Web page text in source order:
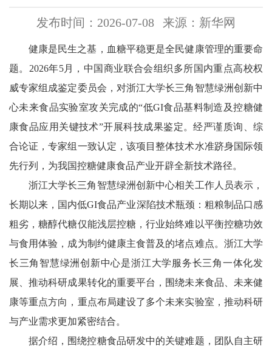
发布时间：2026-07-08 来源：新华网
健康是民生之基，血糖平稳更是全民健康管理的重要命
题。2026年5月，中国商业联合会组织多所国内重点高校权
威专家组成鉴定委员会，对浙江大学长三角智慧绿洲创新中
心未来食品实验室攻关完成的“低GI食品基料制造及控糖健
康食品应用关键技术”开展科技成果鉴定。经严谨质询、综
合论证，专家组一致认定，该项目整体技术水准跻身国际领
先行列，为我国控糖健康食品产业开辟全新技术路径。
浙江大学长三角智慧绿洲创新中心相关工作人员表示，
长期以来，国内低GI食品产业深陷技术瓶颈：粗粮制品口感
粗劣，糖醇代糖仅能浅层控糖，行业始终难以平衡控糖功效
与食用体验，成为制约健康主食普及的堵点难点。浙江大学
长三角智慧绿洲创新中心是浙江大学服务长三角一体化发
展、推动科研成果转化的重要平台，围绕未来食品、未来健
康等重点方向，重点布局建设了多个未来实验室，推动科研
与产业需求更加紧密结合。
据介绍，围绕控糖食品研发中的关键难题，团队自主研